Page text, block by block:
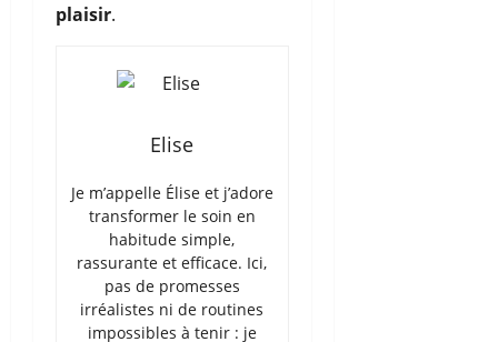
plaisir.
Elise
Je m’appelle Élise et j’adore
transformer le soin en
habitude simple,
rassurante et efficace. Ici,
pas de promesses
irréalistes ni de routines
impossibles à tenir : je